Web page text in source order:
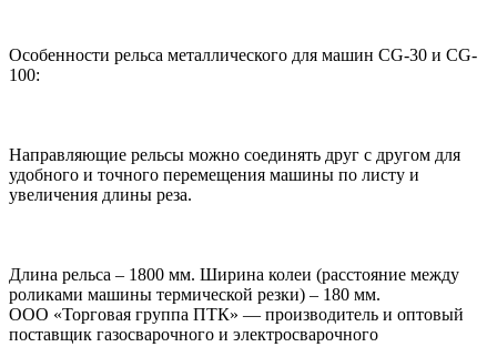
Особенности рельса металлического для машин CG-30 и CG-
100:
Направляющие рельсы можно соединять друг с другом для
удобного и точного перемещения машины по листу и
увеличения длины реза.
Длина рельса – 1800 мм. Ширина колеи (расстояние между
роликами машины термической резки) – 180 мм.
ООО «Торговая группа ПТК» — производитель и оптовый
поставщик газосварочного и электросварочного